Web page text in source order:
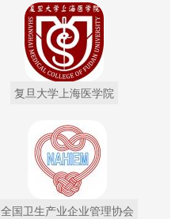
复旦大学上海医学院
全国卫生产业企业管理协会